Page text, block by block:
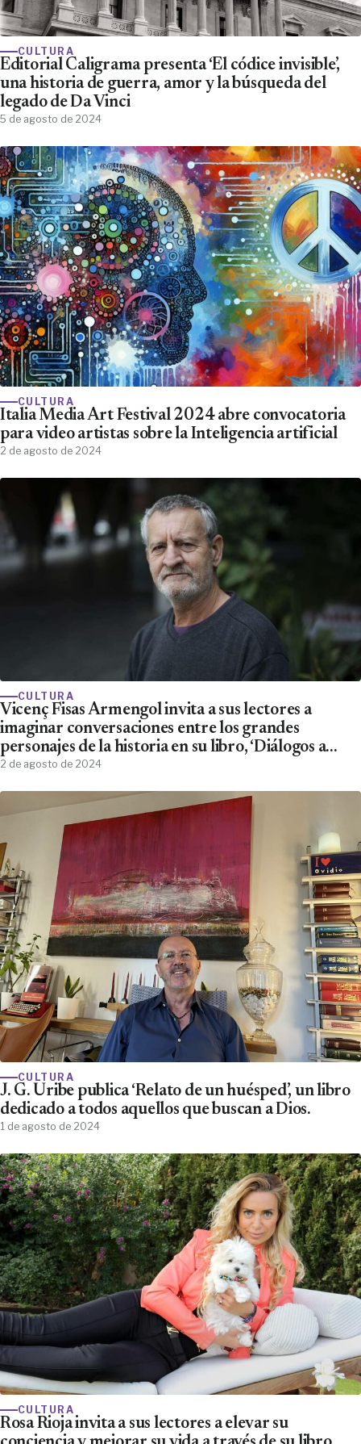
CULTURA
Editorial Caligrama presenta ‘El códice invisible’,
una historia de guerra, amor y la búsqueda del
legado de Da Vinci
5 de agosto de 2024
CULTURA
Italia Media Art Festival 2024 abre convocatoria
para video artistas sobre la Inteligencia artificial
2 de agosto de 2024
CULTURA
Vicenç Fisas Armengol invita a sus lectores a
imaginar conversaciones entre los grandes
personajes de la historia en su libro, ‘Diálogos a
destiempo. 8 relatos’
2 de agosto de 2024
CULTURA
J. G. Uribe publica ‘Relato de un huésped’, un libro
dedicado a todos aquellos que buscan a Dios.
1 de agosto de 2024
CULTURA
Rosa Rioja invita a sus lectores a elevar su